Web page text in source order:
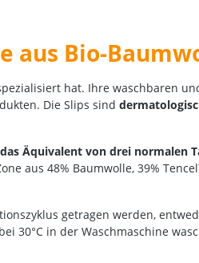
aus Bio-
hat. Ihre waschbaren
Die Slips sind
Äquivalent von drei normalen
aus 48% Baumwolle, 39%
getragen werden,
30°C in der Waschmaschine